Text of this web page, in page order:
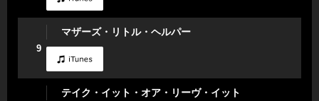
9
マザーズ・リトル・ヘルパー
テイク・イット・オア・リーヴ・イット